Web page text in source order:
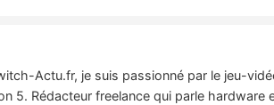
Actu.fr, je suis passionné par le jeu-
5. Rédacteur freelance qui parle hardware